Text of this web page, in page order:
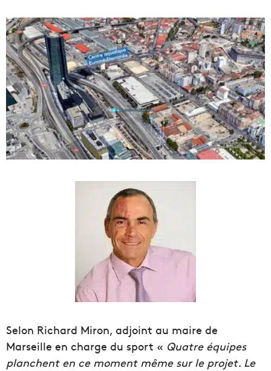
Selon Richard Miron, adjoint au maire de
Marseille en charge du sport « Quatre équipes
planchent en ce moment même sur le projet. Le